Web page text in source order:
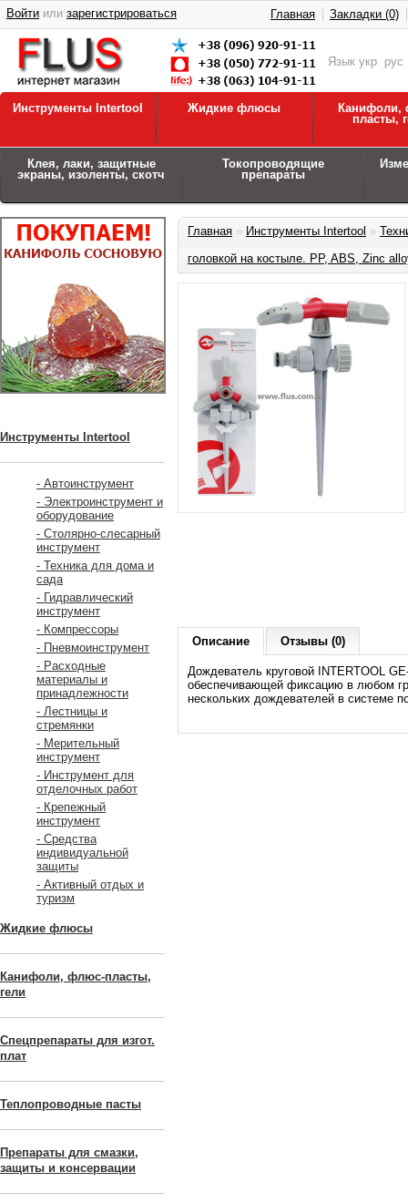
Язык укр рус
Войти или зарегистрироваться Главная Закладки (0)
Инструменты Intertool Жидкие флюсы
Канифоли,
пласты,
Клея, лаки, защитные
экраны, изоленты, скотч
Токопроводящие
препараты
Инструменты Intertool
- Автоинструмент
- Электроинструмент и
оборудование
- Столярно-слесарный
инструмент
- Техника для дома и
сада
- Гидравлический
инструмент
- Компрессоры
- Пневмоинструмент
- Расходные
материалы и
принадлежности
- Лестницы и
стремянки
- Мерительный
инструмент
- Инструмент для
отделочных работ
- Крепежный
инструмент
- Средства
индивидуальной
защиты
- Активный отдых и
туризм
Жидкие флюсы
Канифоли, флюс-пласты,
гели
Спецпрепараты для изгот.
плат
Теплопроводные пасты
Препараты для смазки,
защиты и консервации
Главная » Инструменты Intertool »
головкой на костыле. PP, ABS, Zinc
Описание Отзывы (0)
Дождеватель круговой INTERTOOL
обеспечивающей фиксацию в любом
нескольких дождевателей в системе